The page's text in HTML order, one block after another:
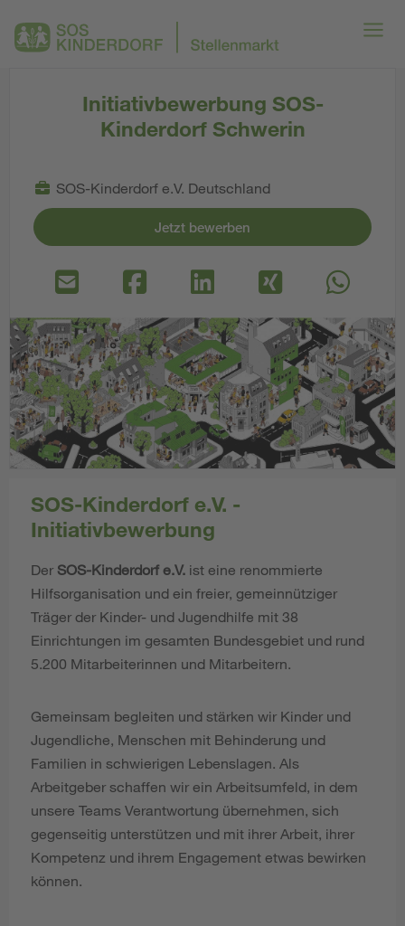
Initiativbewerbung SOS-
Kinderdorf Schwerin
SOS-Kinderdorf e.V. Deutschland
Jetzt bewerben
SOS-Kinderdorf e.V. -
Initiativbewerbung
Der SOS-Kinderdorf e.V. ist eine renommierte
Hilfsorganisation und ein freier, gemeinnütziger
Träger der Kinder- und Jugendhilfe mit 38
Einrichtungen im gesamten Bundesgebiet und rund
5.200 Mitarbeiterinnen und Mitarbeitern.
Gemeinsam begleiten und stärken wir Kinder und
Jugendliche, Menschen mit Behinderung und
Familien in schwierigen Lebenslagen. Als
Arbeitgeber schaffen wir ein Arbeitsumfeld, in dem
unsere Teams Verantwortung übernehmen, sich
gegenseitig unterstützen und mit ihrer Arbeit, ihrer
Kompetenz und ihrem Engagement etwas bewirken
können.